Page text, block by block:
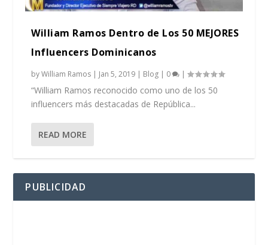
William Ramos Dentro de Los 50 MEJORES
Influencers Dominicanos
byWilliam Ramos | Jan 5, 2019 | Blog | 0 |
“William Ramos reconocido como uno de los 50
influencers más destacadas de República...
READ MORE
PUBLICIDAD